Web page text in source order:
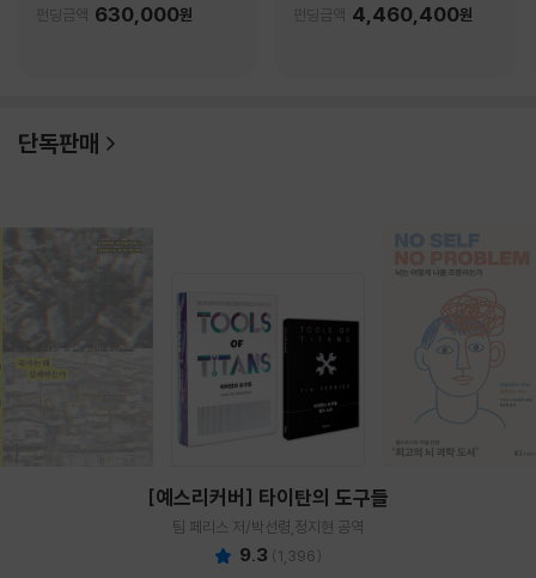
펀딩금액 630,000원 펀딩금액 4,460,400원
단독판매
[예스리커버] 타이탄의 도구들
팀 페리스 저/박선령,정지현 공역
9.3 (1,396)